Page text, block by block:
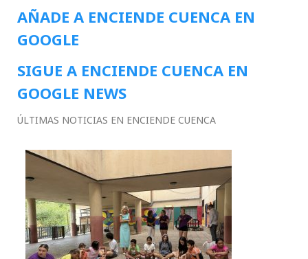
AÑADE A ENCIENDE CUENCA EN
GOOGLE
SIGUE A ENCIENDE CUENCA EN
GOOGLE NEWS
ÚLTIMAS NOTICIAS EN ENCIENDE CUENCA